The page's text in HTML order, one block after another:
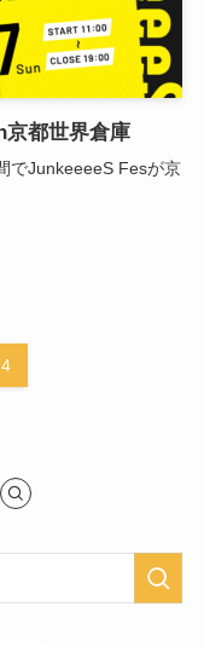
京都世界倉庫
でJunkeeeeS Fesが京
4